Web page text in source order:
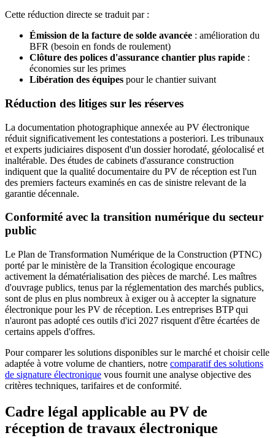
Cette réduction directe se traduit par :
Émission de la facture de solde avancée : amélioration du
BFR (besoin en fonds de roulement)
Clôture des polices d'assurance chantier plus rapide :
économies sur les primes
Libération des équipes pour le chantier suivant
Réduction des litiges sur les réserves
La documentation photographique annexée au PV électronique
réduit significativement les contestations a posteriori. Les tribunaux
et experts judiciaires disposent d'un dossier horodaté, géolocalisé et
inaltérable. Des études de cabinets d'assurance construction
indiquent que la qualité documentaire du PV de réception est l'un
des premiers facteurs examinés en cas de sinistre relevant de la
garantie décennale.
Conformité avec la transition numérique du secteur
public
Le Plan de Transformation Numérique de la Construction (PTNC)
porté par le ministère de la Transition écologique encourage
activement la dématérialisation des pièces de marché. Les maîtres
d'ouvrage publics, tenus par la réglementation des marchés publics,
sont de plus en plus nombreux à exiger ou à accepter la signature
électronique pour les PV de réception. Les entreprises BTP qui
n'auront pas adopté ces outils d'ici 2027 risquent d'être écartées de
certains appels d'offres.
Pour comparer les solutions disponibles sur le marché et choisir celle
adaptée à votre volume de chantiers, notre comparatif des solutions
de signature électronique vous fournit une analyse objective des
critères techniques, tarifaires et de conformité.
Cadre légal applicable au PV de
réception de travaux électronique